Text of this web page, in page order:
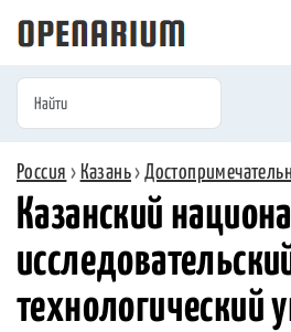
Россия › Казань›
Казанский
технологический